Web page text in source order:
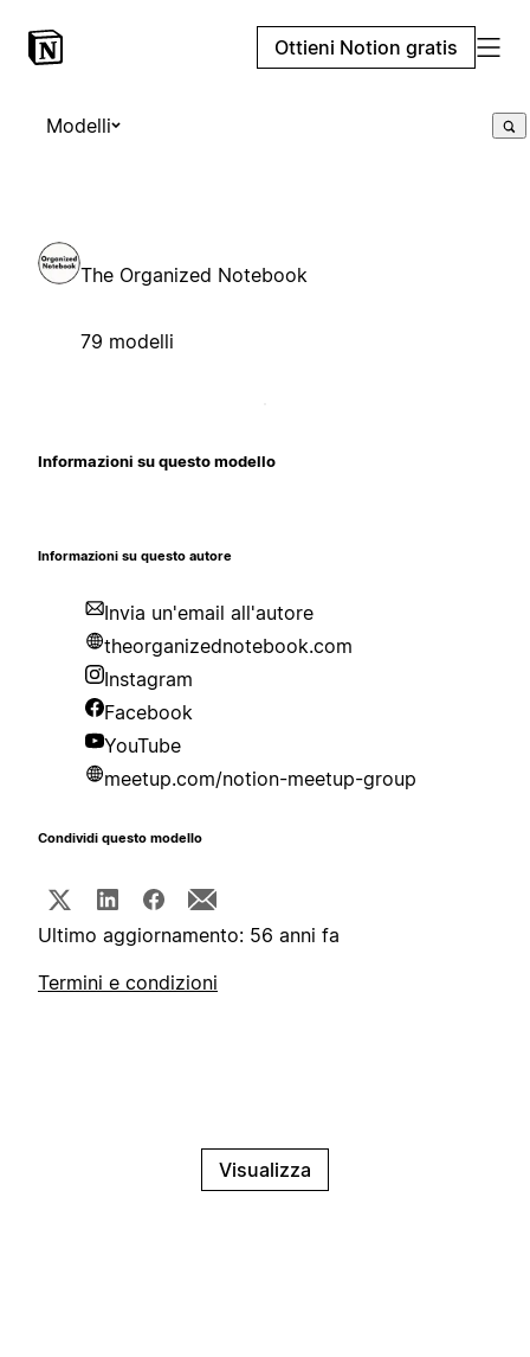
Ottieni Notion gratis
Modelli
The Organized Notebook
79 modelli
Informazioni su questo modello
Informazioni su questo autore
Invia un'email all'autore
theorganizednotebook.com
Instagram
Facebook
YouTube
meetup.com/notion-meetup-group
Condividi questo modello
Ultimo aggiornamento: 56 anni fa
Termini e condizioni
Visualizza